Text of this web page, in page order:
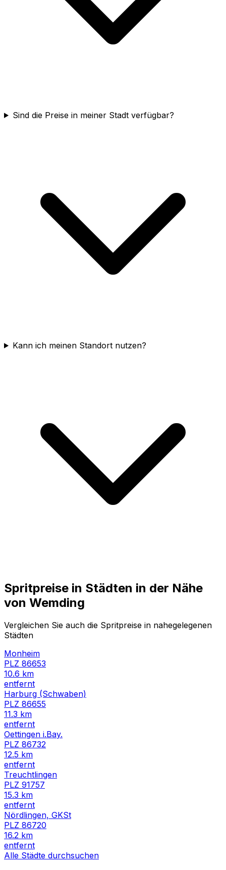
Sind die Preise in meiner Stadt verfügbar?
Kann ich meinen Standort nutzen?
Spritpreise in Städten in der Nähe
von Wemding
Vergleichen Sie auch die Spritpreise in nahegelegenen
Städten
Monheim
PLZ 86653
10.6 km
entfernt
Harburg (Schwaben)
PLZ 86655
11.3 km
entfernt
Oettingen i.Bay.
PLZ 86732
12.5 km
entfernt
Treuchtlingen
PLZ 91757
15.3 km
entfernt
Nördlingen, GKSt
PLZ 86720
16.2 km
entfernt
Alle Städte durchsuchen